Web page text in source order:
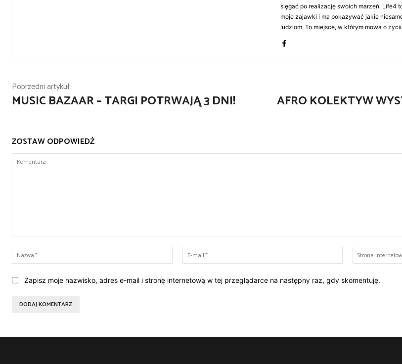
sięgać po realizację swoich marzeń. Life4
moje zajawki i ma pokazywać jakie
ludziom. To miejsce, w którym mowa o
Poprzedni artykuł
MUSIC BAZAAR – TARGI POTRWAJĄ 3 DNI! AFRO KOLEKTYW
ZOSTAW ODPOWIEDŹ
Nazwa:*
mail:*
Zapisz moje nazwisko, adres e-mail i stronę internetową w tej przeglądarce na następny raz, gdy skomentuję.